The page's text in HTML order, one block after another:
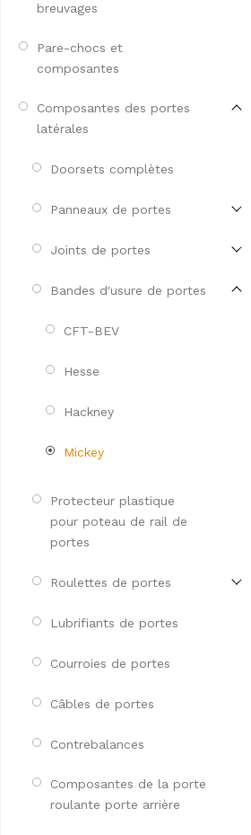
breuvages
Pare-chocs et
composantes
Composantes des portes
latérales
Doorsets complètes
Panneaux de portes
Joints de portes
Bandes d'usure de portes
CFT-BEV
Hesse
Hackney
Mickey
Protecteur plastique
pour poteau de rail de
portes
Roulettes de portes
Lubrifiants de portes
Courroies de portes
Câbles de portes
Contrebalances
Composantes de la porte
roulante porte arrière